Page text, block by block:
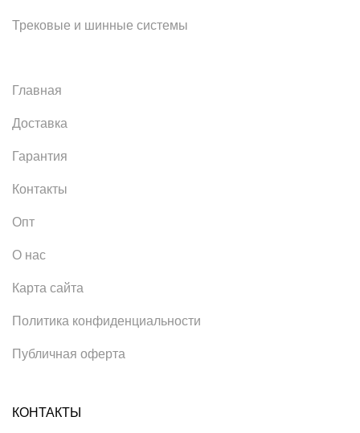
Трековые и шинные системы
Главная
Доставка
Гарантия
Контакты
Опт
О нас
Карта сайта
Политика конфиденциальности
Публичная оферта
КОНТАКТЫ